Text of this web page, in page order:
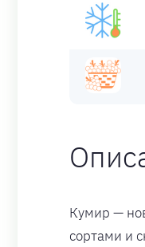
Кумир —
сортами и